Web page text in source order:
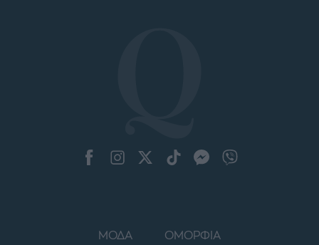
ΜΟΔΑ ΟΜΟΡΦΙΑ